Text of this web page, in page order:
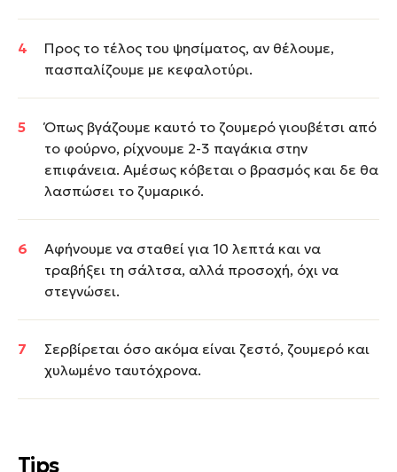
Προς το τέλος του ψησίματος, αν θέλουμε,
πασπαλίζουμε με κεφαλοτύρι.
Όπως βγάζουμε καυτό το ζουμερό γιουβέτσι από
το φούρνο, ρίχνουμε 2-3 παγάκια στην
επιφάνεια. Αμέσως κόβεται ο βρασμός και δε θα
λασπώσει το ζυμαρικό.
Αφήνουμε να σταθεί για 10 λεπτά και να
τραβήξει τη σάλτσα, αλλά προσοχή, όχι να
στεγνώσει.
Σερβίρεται όσο ακόμα είναι ζεστό, ζουμερό και
χυλωμένο ταυτόχρονα.
Tips